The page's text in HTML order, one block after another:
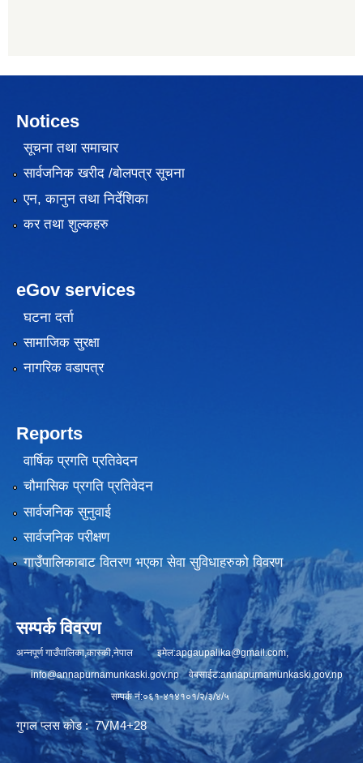
Notices
सूचना तथा समाचार
सार्वजनिक खरीद /बोलपत्र सूचना
एन, कानुन तथा निर्देशिका
कर तथा शुल्कहरु
eGov services
घटना दर्ता
सामाजिक सुरक्षा
नागरिक वडापत्र
Reports
वार्षिक प्रगति प्रतिवेदन
चौमासिक प्रगति प्रतिवेदन
सार्वजनिक सुनुवाई
सार्वजनिक परीक्षण
गाउँपालिकाबाट वितरण भएका सेवा सुविधाहरुको विवरण
सम्पर्क विवरण
अन्नपूर्ण गाउँपालिका,कास्की,नेपाल इमेल:apgaupalika@gmail.com,
info@annapurnamunkaski.gov.npवेबसाईट:annapurnamunkaski.gov.np
सम्पर्क नं:०६१-४१४१०१/२/३/४/५
गुगल प्लस कोड : 7VM4+28